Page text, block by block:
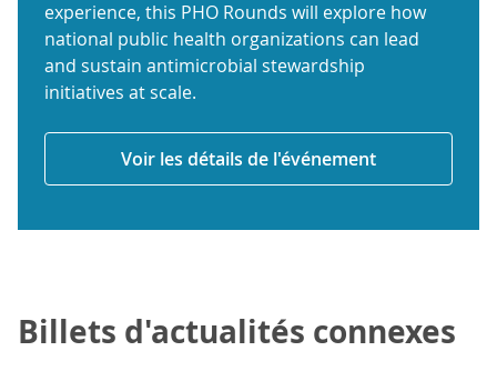
experience, this PHO Rounds will explore how
national public health organizations can lead
and sustain antimicrobial stewardship
initiatives at scale.
Voir les détails de l'événement
Billets d'actualités connexes